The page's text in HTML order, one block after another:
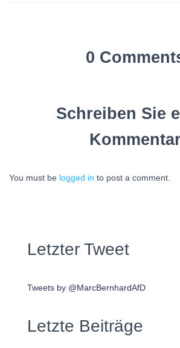
0
Schreiben Sie
Kommentar
You must be logged in to post a comment.
Letzter Tweet
Tweets by @MarcBernhardAfD
Letzte Beiträge